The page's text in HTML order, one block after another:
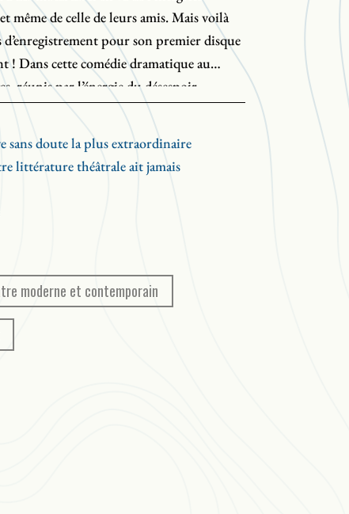
même de celle de leurs amis. Mais voilà
d’enregistrement pour son premier disque
! Dans cette comédie dramatique au
réunis par l’énergie du désespoir,
s’affranchir de leur misère ordinaire.
joue leurs lendemains.
sans doute la plus extraordinaire
littérature théâtrale ait jamais
moderne et contemporain